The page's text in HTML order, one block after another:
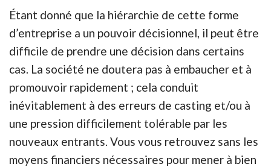
Étant donné que la hiérarchie de cette forme
d’entreprise a un pouvoir décisionnel, il peut être
difficile de prendre une décision dans certains
cas. La société ne doutera pas à embaucher et à
promouvoir rapidement ; cela conduit
inévitablement à des erreurs de casting et/ou à
une pression difficilement tolérable par les
nouveaux entrants. Vous vous retrouvez sans les
moyens financiers nécessaires pour mener à bien